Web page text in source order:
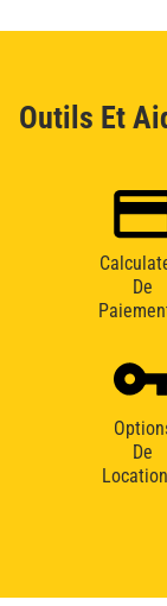
Outils Et
De
De
Location